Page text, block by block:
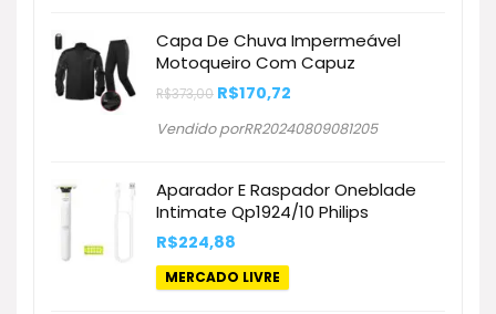
Capa De Chuva Impermeável
Motoqueiro Com Capuz
R$373,00 O
original
era:
R$170,72
atual
Vendido porRR20240809081205
Aparador E Raspador Oneblade
Intimate Qp1924/10 Philips
R$224,88
MERCADO LIVRE